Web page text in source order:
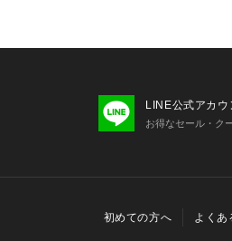
LINE公式アカウ
お得なセール・ク
初めての方へ よくあ